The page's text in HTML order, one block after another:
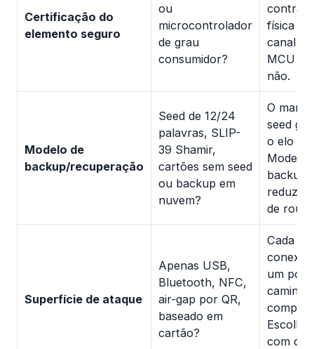
Certificação do
elemento seguro
ou
microcontrolador
de grau
consumidor?
contra
física e
canal
MCU
não.
Modelo de
backup/recuperação
Seed de 12/24
palavras, SLIP-
39 Shamir,
cartões sem seed
ou backup em
nuvem?
O
seed
o elo
backup
de
Superfície de ataque
Apenas USB,
Bluetooth, NFC,
air-gap por QR,
baseado em
cartão?
Cada
um
Escolha
com